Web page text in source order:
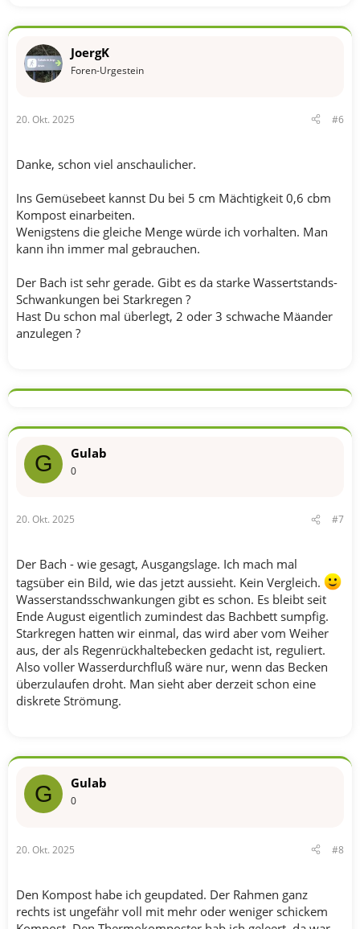
k
o
:
JoergK
Foren-Urgestein
20. Okt. 2025 #6
Danke, schon viel anschaulicher.
Ins Gemüsebeet kannst Du bei 5 cm Mächtigkeit 0,6 cbm
Kompost einarbeiten.
Wenigstens die gleiche Menge würde ich vorhalten. Man
kann ihn immer mal gebrauchen.
Der Bach ist sehr gerade. Gibt es da starke Wassertstands-
Schwankungen bei Starkregen ?
Hast Du schon mal überlegt, 2 oder 3 schwache Mäander
anzulegen ?
G Gulab
0
20. Okt. 2025 #7
Der Bach - wie gesagt, Ausgangslage. Ich mach mal
tagsüber ein Bild, wie das jetzt aussieht. Kein Vergleich.
Wasserstandsschwankungen gibt es schon. Es bleibt seit
Ende August eigentlich zumindest das Bachbett sumpfig.
Starkregen hatten wir einmal, das wird aber vom Weiher
aus, der als Regenrückhaltebecken gedacht ist, reguliert.
Also voller Wasserdurchfluß wäre nur, wenn das Becken
überzulaufen droht. Man sieht aber derzeit schon eine
diskrete Strömung.
G Gulab
0
20. Okt. 2025 #8
Den Kompost habe ich geupdated. Der Rahmen ganz
rechts ist ungefähr voll mit mehr oder weniger schickem